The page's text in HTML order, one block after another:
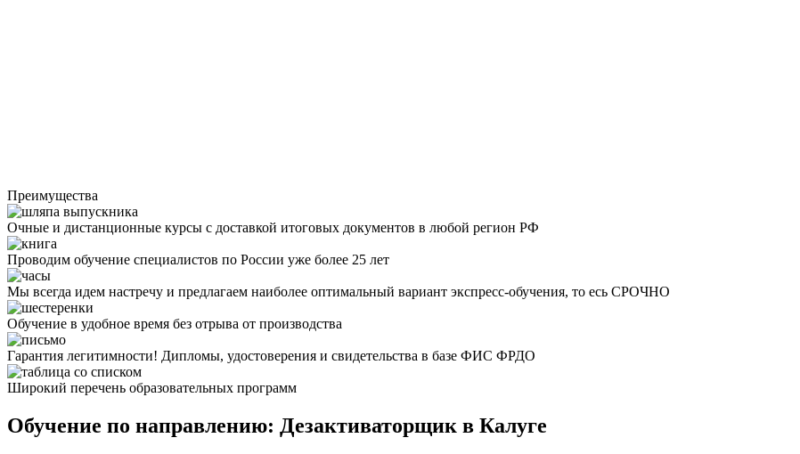
Преимущества
Очные и дистанционные курсы с доставкой итоговых документов в любой регион РФ
Проводим обучение специалистов по России уже более 25 лет
Мы всегда идем настречу и предлагаем наиболее оптимальный вариант экспресс-обучения, то есь СРОЧНО
Обучение в удобное время без отрыва от производства
Гарантия легитимности! Дипломы, удостоверения и свидетельства в базе ФИС ФРДО
Широкий перечень образовательных программ
Обучение по направлению: Дезактиваторщик в Калуге